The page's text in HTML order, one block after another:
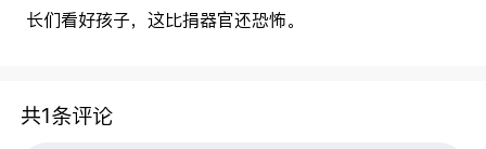
长们看好孩子，这比捐器官还恐怖。
共1条评论